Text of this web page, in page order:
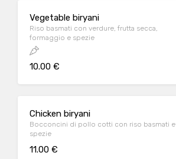
Vegetable biryani
Riso basmati con verdure, frutta secca,
formaggio e spezie
10.00 €
Chicken biryani
Bocconcini di pollo cotti con riso basmati e
spezie
11.00 €